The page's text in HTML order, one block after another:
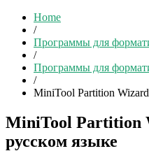
Home
/
Программы для
/
Программы для
/
MiniTool Partition
MiniTool Partition
русском языке